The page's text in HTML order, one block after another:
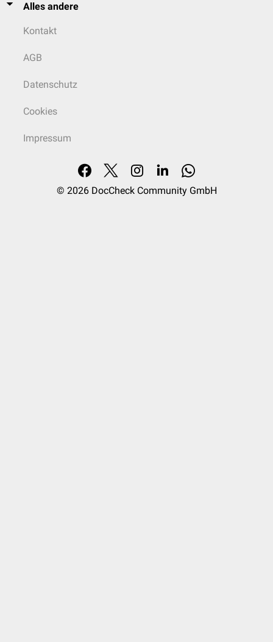
Alles andere
Kontakt
AGB
Datenschutz
Cookies
Impressum
© 2026 DocCheck Community GmbH